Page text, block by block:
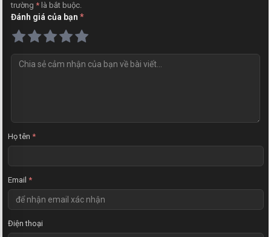
trường * là bắt buộc.
Đánh giá của bạn *
Họ tên *
Email *
Điện thoại